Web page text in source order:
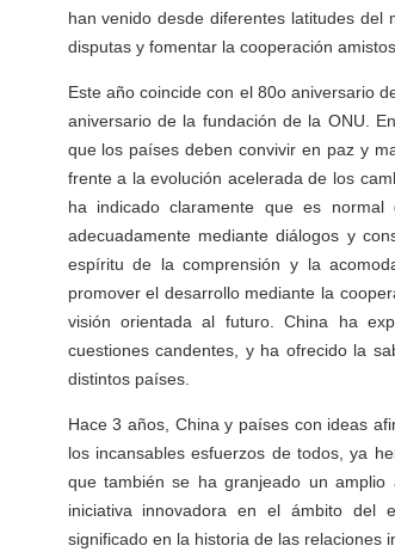
han venido desde diferentes latitudes
disputas y fomentar la cooperación
Este año coincide con el 80o aniversario
aniversario de la fundación de la ONU.
que los países deben convivir en paz y
frente a la evolución acelerada de los
ha indicado claramente que es
adecuadamente mediante diálogos y
espíritu de la comprensión y la
promover el desarrollo mediante la
visión orientada al futuro. China ha
cuestiones candentes, y ha ofrecido la
distintos países.
Hace 3 años, China y países con ideas
los incansables esfuerzos de todos, ya
que también se ha granjeado un
iniciativa innovadora en el ámbito del
significado en la historia de las relaciones